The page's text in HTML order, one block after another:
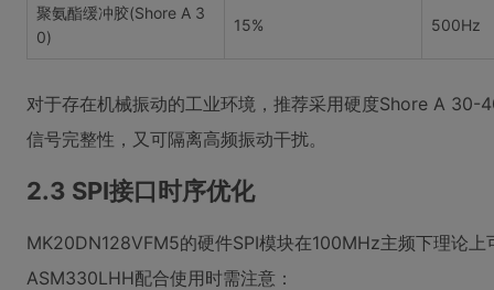
聚氨酯缓冲胶(Shore A 3
0)
15% 500Hz
对于存在机械振动的工业环境，推荐采用硬度Shore A 30-
信号完整性，又可隔离高频振动干扰。
2.3 SPI接口时序优化
MK20DN128VFM5的硬件SPI模块在100MHz主频下理论
ASM330LHH配合使用时需注意：